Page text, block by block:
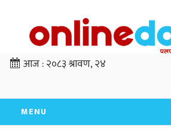
आज :२०८३ श्रावण, २४
MENU